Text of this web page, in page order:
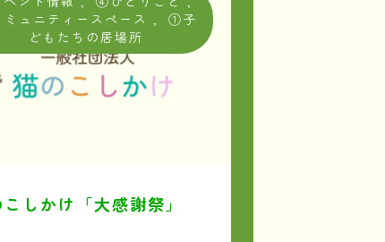
ュニティースペース ,
①子
どもたちの居場所
しかけ「大感謝祭」